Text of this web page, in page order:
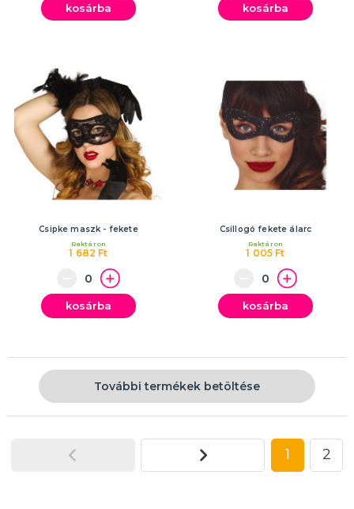
kosárba kosárba
Csipke maszk - fekete
1 682 Ft
Raktáron
kosárba
Csillogó fekete álarc
1 005 Ft
Raktáron
kosárba
További termékek betöltése
1 2